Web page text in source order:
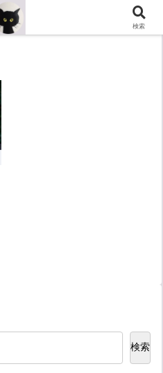
検索
検索